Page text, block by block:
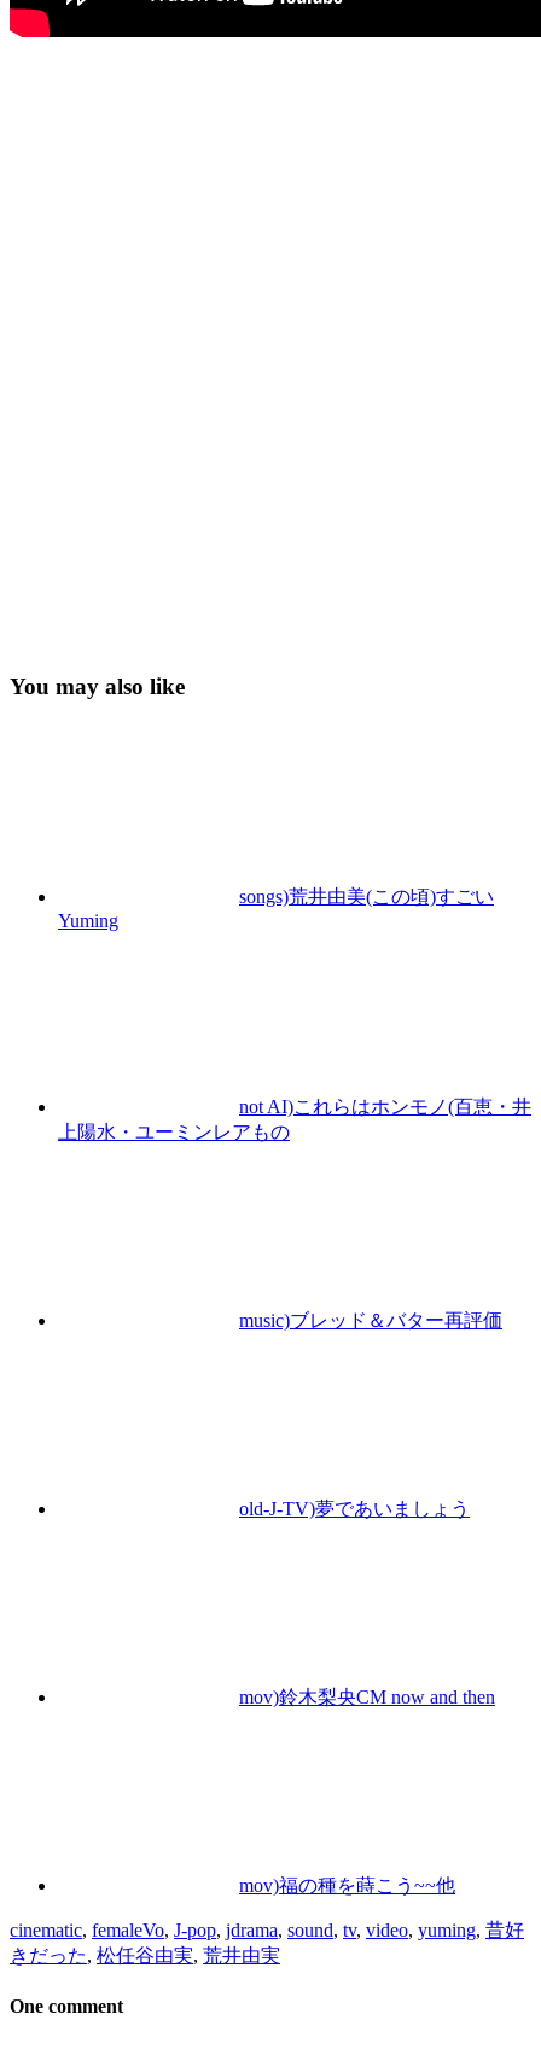
You may also like
songs)荒井由美(この頃)すごい
Yuming
not AI)これらはホンモノ(百恵・井
上陽水・ユーミンレアもの
music)ブレッド＆バター再評価
old-J-TV)夢であいましょう
mov)鈴木梨央CM now and then
mov)福の種を蒔こう~~他
cinematic, femaleVo, J-pop, jdrama, sound, tv, video, yuming, 昔好
きだった, 松任谷由実, 荒井由実
One comment